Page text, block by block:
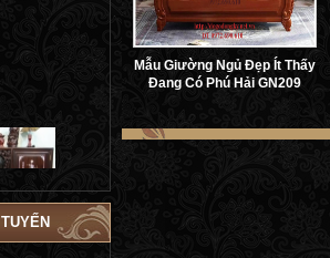
Mẫu Giường Ngủ Đẹp Ít Thấy
Đang Có Phú Hải GN209